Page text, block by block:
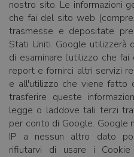
nostro sito. Le informazioni
che fai del sito web
trasmesse e depositate
Stati Uniti. Google utilizzerà
di esaminare l’utilizzo che
report e fornirci altri servizi
e all'utilizzo che viene fatto
trasferire queste
legge o laddove tali terzi
per conto di Google. Google
IP a nessun altro dato
rifiutarvi di usare i Cookie